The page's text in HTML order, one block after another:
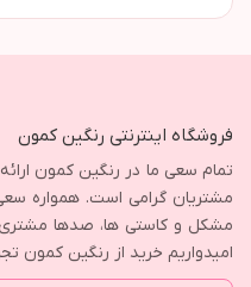
فروشگاه اینترنتی رنگین کمون
تمام سعی ما در رنگین کمون
مشتریان گرامی است. همواره
مشکل و کاستی ها، صدها مشتری
امیدواریم خرید از رنگین کمون